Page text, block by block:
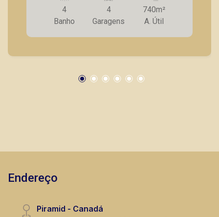
estacionamento frontais. - Imóvel em ótima
localização, em uma das avenidas principais,
com fácil acesso. Imóvel perfeito para
construído, será a primeira locação. A Piramid
agilidade e segurança, em locação, vendas de
4
Banho
4
Garagens
740m²
A. Útil
Endereço
Piramid - Canadá